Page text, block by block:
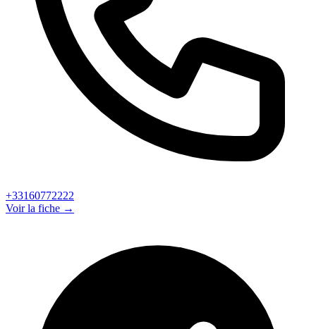
+33160772222
Voir la fiche →